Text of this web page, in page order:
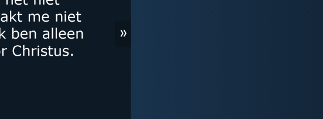
»